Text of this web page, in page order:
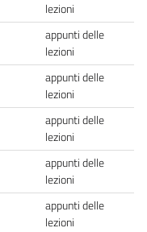
lezioni
appunti delle
lezioni
appunti delle
lezioni
appunti delle
lezioni
appunti delle
lezioni
appunti delle
lezioni